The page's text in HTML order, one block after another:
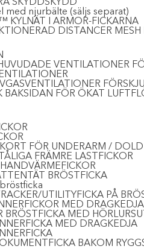
SKYDDSKYDD
med njurbälte (säljs separat)
KYLNÄT I ARMOR-FICKARNA
DISTANCER MESH
VENTILATIONER
BAKSIDAN FÖR ÖKAT
​​FÖR UNDERARM / DOLD
FRÄMRE LASTFICKOR
BRÖSTFICKA
UTILITYFICKA PÅ
MED DRAGKEDJA
BRÖSTFICKA MED
MED DRAGKEDJA
BAKOM